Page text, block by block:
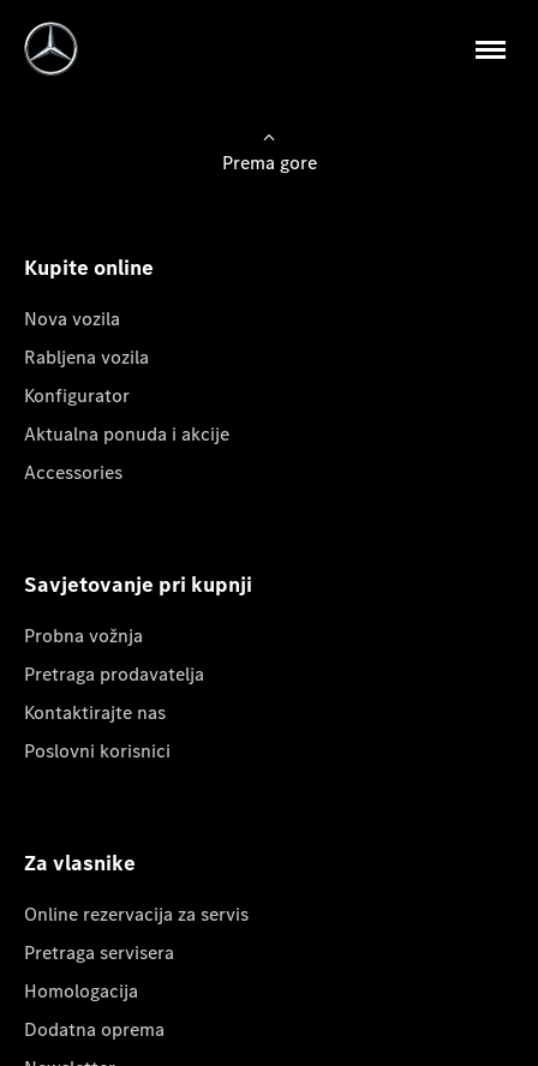
Prema gore
Kupite online
Nova vozila
Rabljena vozila
Konfigurator
Aktualna ponuda i akcije
Accessories
Savjetovanje pri kupnji
Probna vožnja
Pretraga prodavatelja
Kontaktirajte nas
Poslovni korisnici
Za vlasnike
Online rezervacija za servis
Pretraga servisera
Homologacija
Dodatna oprema